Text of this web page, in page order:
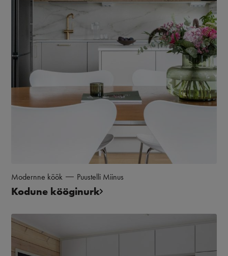
Modernne köök Puustelli Miinus
Kodune kööginurk